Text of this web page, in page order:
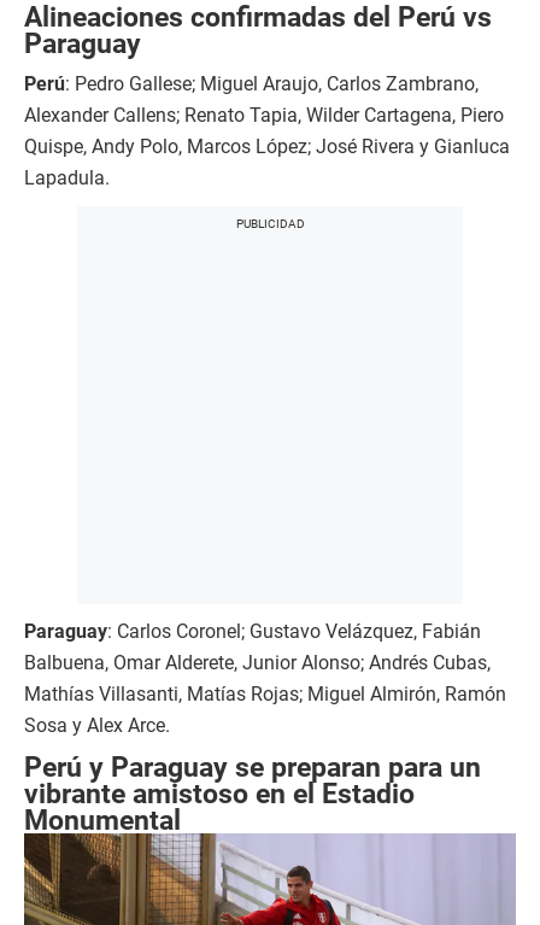
Alineaciones confirmadas del Perú vs
Paraguay
Perú: Pedro Gallese; Miguel Araujo, Carlos Zambrano,
Alexander Callens; Renato Tapia, Wilder Cartagena, Piero
Quispe, Andy Polo, Marcos López; José Rivera y Gianluca
Lapadula.
Paraguay: Carlos Coronel; Gustavo Velázquez, Fabián
Balbuena, Omar Alderete, Junior Alonso; Andrés Cubas,
Mathías Villasanti, Matías Rojas; Miguel Almirón, Ramón
Sosa y Alex Arce.
Perú y Paraguay se preparan para un
vibrante amistoso en el Estadio
Monumental